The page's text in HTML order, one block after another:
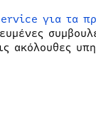
για τα
ακόλουθες